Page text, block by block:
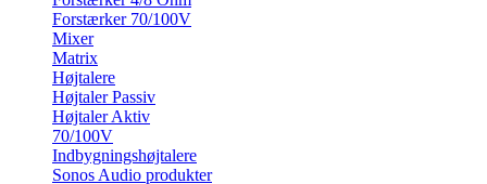
Forstærker 70/100V
Mixer
Matrix
Højtalere
Højtaler Passiv
Højtaler Aktiv
70/100V
Indbygningshøjtalere
Sonos Audio produkter